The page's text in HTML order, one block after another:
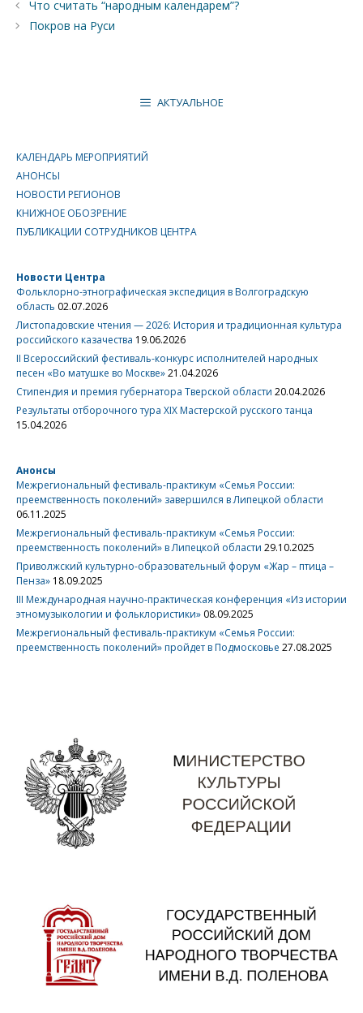
Что считать “народным календарем”?
Покров на Руси
АКТУАЛЬНОЕ
КАЛЕНДАРЬ МЕРОПРИЯТИЙ
АНОНСЫ
НОВОСТИ РЕГИОНОВ
КНИЖНОЕ ОБОЗРЕНИЕ
ПУБЛИКАЦИИ СОТРУДНИКОВ ЦЕНТРА
Новости Центра
Фольклорно-этнографическая экспедиция в Волгоградскую
область 02.07.2026
Листопадовские чтения — 2026: История и традиционная культура
российского казачества 19.06.2026
II Всероссийский фестиваль-конкурс исполнителей народных
песен «Во матушке во Москве»21.04.2026
Стипендия и премия губернатора Тверской области 20.04.2026
Результаты отборочного тура XIX Мастерской русского танца
15.04.2026
Анонсы
Межрегиональный фестиваль-практикум «Семья России:
преемственность поколений» завершился в Липецкой области
06.11.2025
Межрегиональный фестиваль-практикум «Семья России:
преемственность поколений» в Липецкой области 29.10.2025
Приволжский культурно-образовательный форум «Жар – птица –
Пенза» 18.09.2025
III Международная научно-практическая конференция «Из истории
этномузыкологии и фольклористики» 08.09.2025
Межрегиональный фестиваль-практикум «Семья России:
преемственность поколений» пройдет в Подмосковье 27.08.2025